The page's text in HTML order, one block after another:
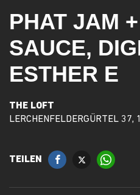
PHAT JAM
SAUCE,
ESTHER E
THE LOFT
LERCHENFELDERGÜRTEL 37,
TEILEN